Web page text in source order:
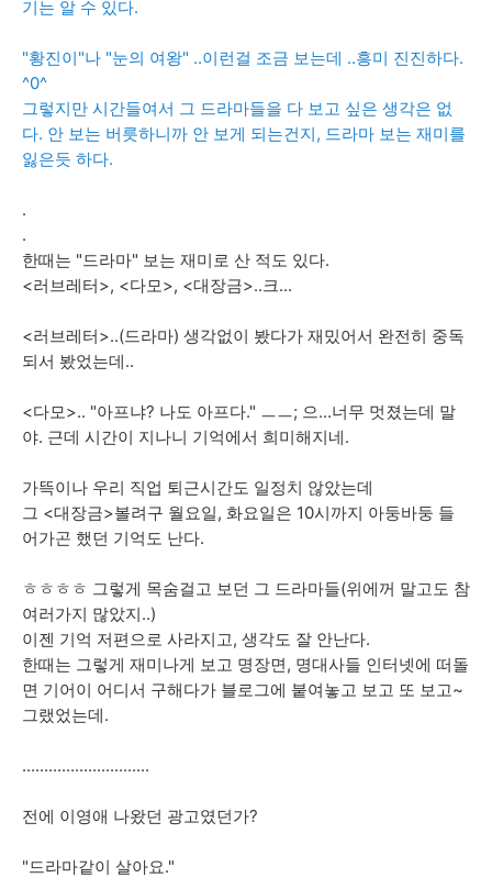
기는 알 수 있다.
"황진이"나 "눈의 여왕" ..이런걸 조금 보는데 ..흥미 진진하다.
^0^
그렇지만 시간들여서 그 드라마들을 다 보고 싶은 생각은 없
다. 안 보는 버릇하니까 안 보게 되는건지, 드라마 보는 재미를
잃은듯 하다.
.
.
한때는 "드라마" 보는 재미로 산 적도 있다.
<러브레터>, <다모>, <대장금>..크...
<러브레터>..(드라마) 생각없이 봤다가 재밌어서 완전히 중독
되서 봤었는데..
<다모>.. "아프냐? 나도 아프다." ㅡㅡ; 으...너무 멋졌는데 말
야. 근데 시간이 지나니 기억에서 희미해지네.
가뜩이나 우리 직업 퇴근시간도 일정치 않았는데
그 <대장금>볼려구 월요일, 화요일은 10시까지 아둥바둥 들
어가곤 했던 기억도 난다.
ㅎㅎㅎㅎ 그렇게 목숨걸고 보던 그 드라마들(위에꺼 말고도 참
여러가지 많았지..)
이젠 기억 저편으로 사라지고, 생각도 잘 안난다.
한때는 그렇게 재미나게 보고 명장면, 명대사들 인터넷에 떠돌
면 기어이 어디서 구해다가 블로그에 붙여놓고 보고 또 보고~
그랬었는데.
.............................
전에 이영애 나왔던 광고였던가?
"드라마같이 살아요."